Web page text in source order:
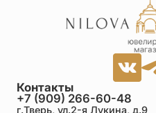
Контакты
+7 (909) 266-60-48
г.Тверь, ул.2-я Лукина, д.9